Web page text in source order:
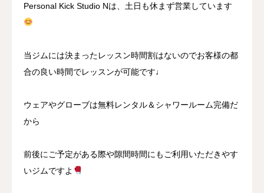
Personal Kick Studio Nは、土日も休まず営業しています
当ジムには決まったレッスン時間割はないのでお客様の都
合の良い時間でレッスンが可能です♩
ウェアやグローブは無料レンタル＆シャワールーム完備だ
から
前後にご予定がある際や隙間時間にもご利用いただきやす
いジムですよ